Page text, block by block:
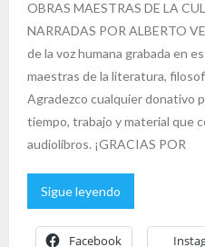
OBRAS MAESTRAS DE LA
NARRADAS POR ALBERTO
de la voz humana grabada en
maestras de la literatura,
Agradezco cualquier donativo
tiempo, trabajo y material que
audiolibros. ¡GRACIAS POR
Sigue leyendo
Facebook